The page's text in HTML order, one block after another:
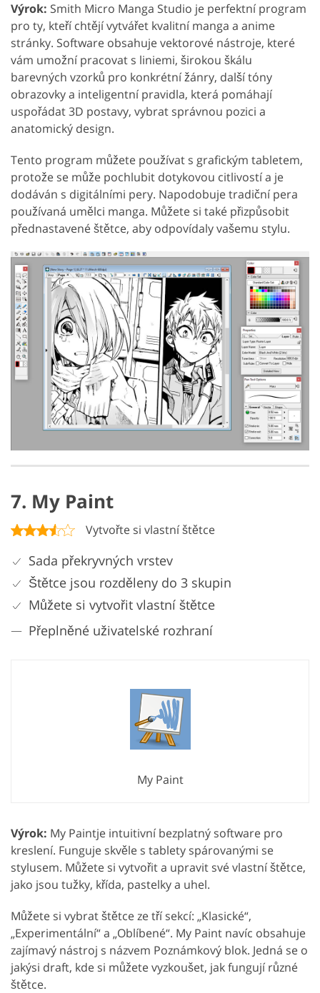
Výrok: Smith Micro Manga Studio je perfektní program
pro ty, kteří chtějí vytvářet kvalitní manga a anime
stránky. Software obsahuje vektorové nástroje, které
vám umožní pracovat s liniemi, širokou škálu
barevných vzorků pro konkrétní žánry, další tóny
obrazovky a inteligentní pravidla, která pomáhají
uspořádat 3D postavy, vybrat správnou pozici a
anatomický design.
Tento program můžete používat s grafickým tabletem,
protože se může pochlubit dotykovou citlivostí a je
dodáván s digitálními pery. Napodobuje tradiční pera
používaná umělci manga. Můžete si také přizpůsobit
přednastavené štětce, aby odpovídaly vašemu stylu.
7. My Paint
Vytvořte si vlastní štětce
Sada překryvných vrstev
Štětce jsou rozděleny do 3 skupin
Můžete si vytvořit vlastní štětce
Přeplněné uživatelské rozhraní
My Paint
Výrok: My Paintje intuitivní bezplatný software pro
kreslení. Funguje skvěle s tablety spárovanými se
stylusem. Můžete si vytvořit a upravit své vlastní štětce,
jako jsou tužky, křída, pastelky a uhel.
Můžete si vybrat štětce ze tří sekcí: „Klasické“,
„Experimentální“ a „Oblíbené“. My Paint navíc obsahuje
zajímavý nástroj s názvem Poznámkový blok. Jedná se o
jakýsi draft, kde si můžete vyzkoušet, jak fungují různé
štětce.